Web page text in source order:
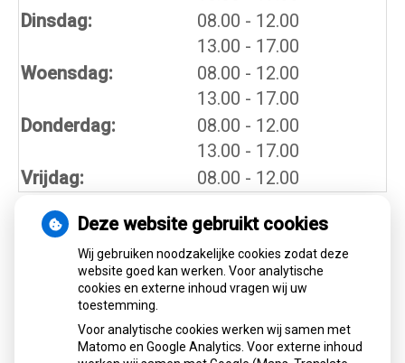
Dinsdag:
08.00 tot
- 12.00
13.00 tot
- 17.00
Woensdag:
08.00 tot
- 12.00
13.00 tot
- 17.00
Donderdag:
08.00 tot
- 12.00
13.00 tot
- 17.00
Vrijdag:
08.00 - 12.00
Nieuws
Let op: valse Infomedics-mails over
openstaande rekening
Tanden bleken? Laat het veilig doen!
Gezond tandvlees: de basis voor een
Deze website gebruikt cookies
Wij gebruiken noodzakelijke cookies zodat deze
website goed kan werken. Voor analytische
cookies en externe inhoud vragen wij uw
toestemming.
Voor analytische cookies werken wij samen met
Matomo en Google Analytics. Voor externe inhoud